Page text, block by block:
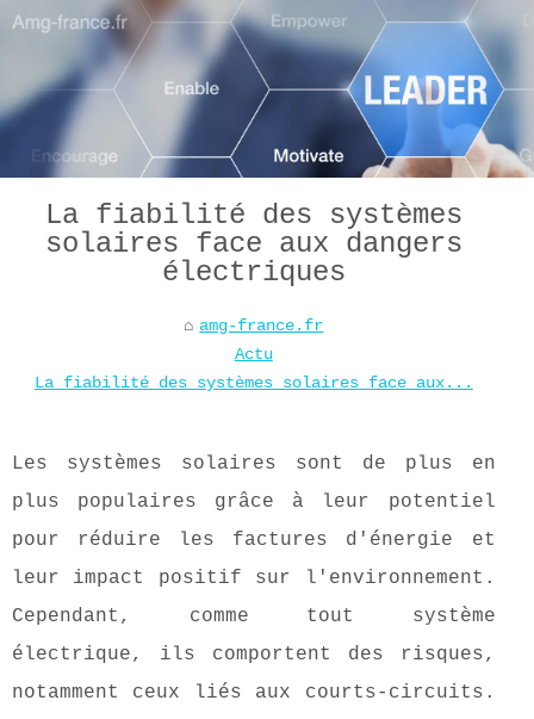
La fiabilité des systèmes
solaires face aux dangers
électriques
amg-france.fr
Actu
La fiabilité des systèmes solaires face aux...
Les systèmes solaires sont de plus en
plus populaires grâce à leur potentiel
pour réduire les factures d'énergie et
leur impact positif sur l'environnement.
Cependant, comme tout système
électrique, ils comportent des risques,
notamment ceux liés aux courts-circuits.